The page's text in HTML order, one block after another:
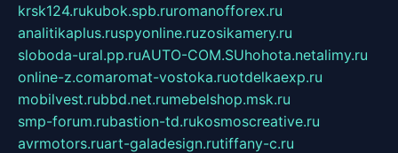
krsk124.rukubok.spb.ruromanofforex.ru
analitikaplus.ruspyonline.ruzosikamery.ru
sloboda-ural.pp.ruAUTO-COM.SUhohota.netalimy.ru
online-z.comaromat-vostoka.ruotdelkaexp.ru
mobilvest.rubbd.net.rumebelshop.msk.ru
smp-forum.rubastion-td.rukosmoscreative.ru
avrmotors.ruart-galadesign.rutiffany-c.ru